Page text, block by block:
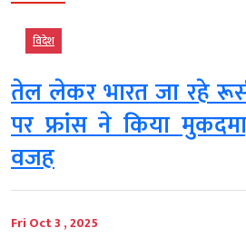
विदेश
तेल लेकर भारत जा रहे
पर फ्रांस ने किया
वजह
Fri Oct 3 , 2025